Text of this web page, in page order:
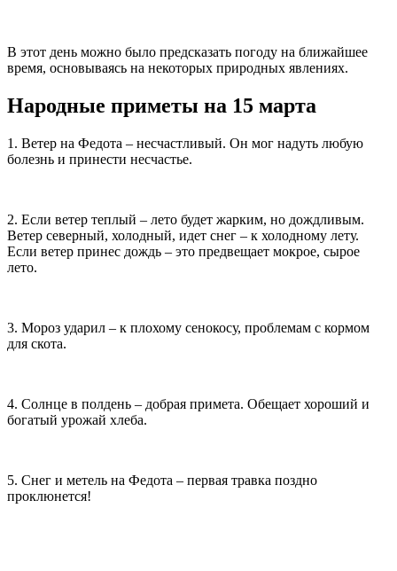
В этот день можно было предсказать погоду на ближайшее
время, основываясь на некоторых природных явлениях.
Народные приметы на 15 марта
1. Ветер на Федота – несчастливый. Он мог надуть любую
болезнь и принести несчастье.
2. Если ветер теплый – лето будет жарким, но дождливым.
Ветер северный, холодный, идет снег – к холодному лету.
Если ветер принес дождь – это предвещает мокрое, сырое
лето.
3. Мороз ударил – к плохому сенокосу, проблемам с кормом
для скота.
4. Солнце в полдень – добрая примета. Обещает хороший и
богатый урожай хлеба.
5. Снег и метель на Федота – первая травка поздно
проклюнется!